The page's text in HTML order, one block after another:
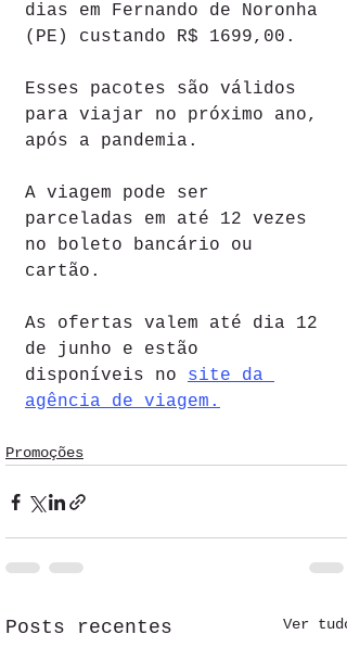
dias em Fernando de Noronha
(PE) custando R$ 1699,00.
Esses pacotes são válidos
para viajar no próximo ano,
após a pandemia.
A viagem pode ser
parceladas em até 12 vezes
no boleto bancário ou
cartão.
As ofertas valem até dia 12
de junho e estão
disponíveis no site da
agência de viagem.
Promoções
Posts recentes Ver tudo